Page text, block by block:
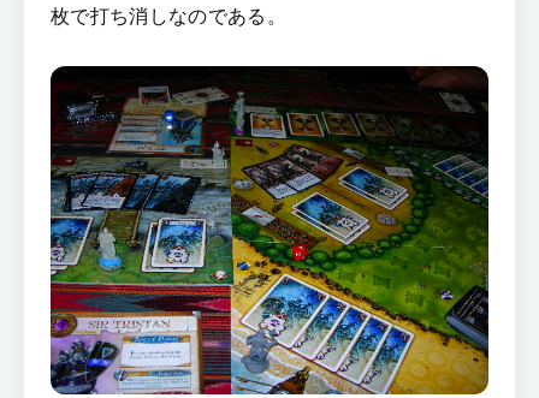
枚で打ち消しなのである。